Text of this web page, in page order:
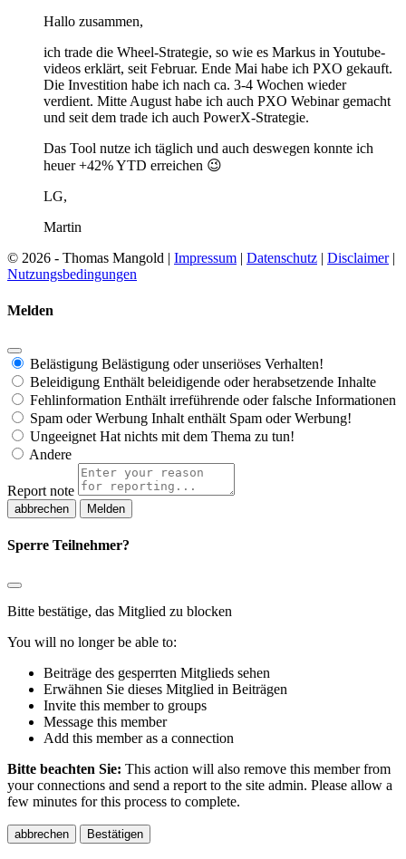
Hallo zusammen,
ich trade die Wheel-Strategie, so wie es Markus in Youtube-
videos erklärt, seit Februar. Ende Mai habe ich PXO gekauft.
Die Investition habe ich nach ca. 3-4 Wochen wieder
verdient. Mitte August habe ich auch PXO Webinar gemacht
und seit dem trade ich auch PowerX-Strategie.
Das Tool nutze ich täglich und auch deswegen konnte ich
heuer +42% YTD erreichen 😉
LG,
Martin
© 2026 - Thomas Mangold | Impressum | Datenschutz | Disclaimer|
Nutzungsbedingungen
Melden
Belästigung Belästigung oder unseriöses Verhalten!
Beleidigung Enthält beleidigende oder herabsetzende Inhalte
Fehlinformation Enthält irreführende oder falsche Informationen
Spam oder Werbung Inhalt enthält Spam oder Werbung!
Ungeeignet Hat nichts mit dem Thema zu tun!
Andere
Report note
Melden
Sperre Teilnehmer?
Bitte bestätige, das Mitglied zu blocken
You will no longer be able to:
Beiträge des gesperrten Mitglieds sehen
Erwähnen Sie dieses Mitglied in Beiträgen
Invite this member to groups
Message this member
Add this member as a connection
Bitte beachten Sie: This action will also remove this member from
your connections and send a report to the site admin. Please allow a
few minutes for this process to complete.
Bestätigen